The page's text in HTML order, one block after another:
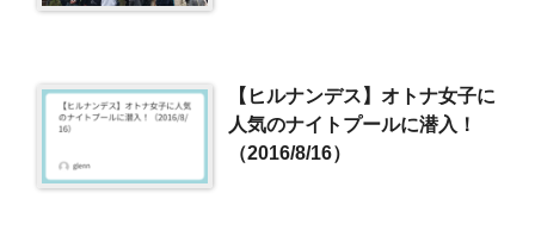
【ヒルナンデス】オトナ女子に
人気のナイトプールに潜入！
（2016/8/16）